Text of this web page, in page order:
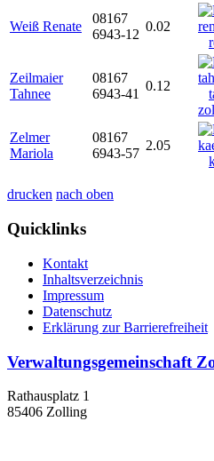
Weiß Renate
08167
6943-12
0.02
Zeilmaier
Tahnee
08167
6943-41
0.12
Zelmer
Mariola
08167
6943-57
2.05
drucken nach oben
Quicklinks
Kontakt
Inhaltsverzeichnis
Impressum
Datenschutz
Erklärung zur Barrierefreiheit
Verwaltungsgemeinschaft
Rathausplatz 1
85406 Zolling